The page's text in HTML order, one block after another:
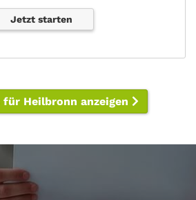
Jetzt starten
Heilbronn anzeigen